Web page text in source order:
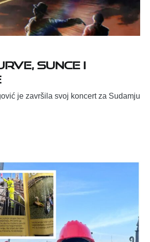
Sunce i
je završila svoj koncert za Sudamju